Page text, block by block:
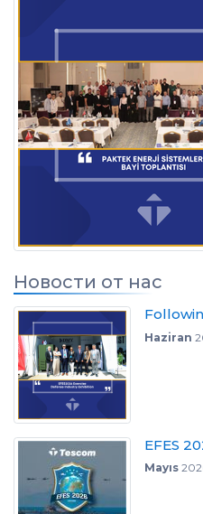
Новости от нас
Haziran
EFES
Mayıs